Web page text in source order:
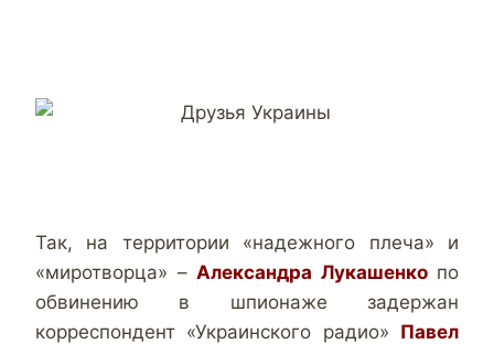
Так, на территории «надежного плеча» и
«миротворца» – Александра Лукашенкопо
обвинению в шпионаже задержан
корреспондент «Украинского радио» Павел